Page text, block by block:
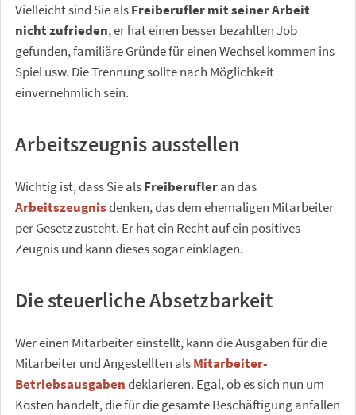
Vielleicht sind Sie alsFreiberufler mit seiner Arbeit
nicht zufrieden, er hat einen besser bezahlten Job
gefunden, familiäre Gründe für einen Wechsel kommen ins
Spiel usw. Die Trennung sollte nach Möglichkeit
einvernehmlich sein.
Arbeitszeugnis ausstellen
Wichtig ist, dass Sie alsFreiberufleran das
Arbeitszeugnisdenken, das dem ehemaligen Mitarbeiter
per Gesetz zusteht. Er hat ein Recht auf ein positives
Zeugnis und kann dieses sogar einklagen.
Die steuerliche Absetzbarkeit
Wer einen Mitarbeiter einstellt, kann die Ausgaben für die
Mitarbeiter und Angestellten alsMitarbeiter-
Betriebsausgabendeklarieren. Egal, ob es sich nun um
Kosten handelt, die für die gesamte Beschäftigung anfallen